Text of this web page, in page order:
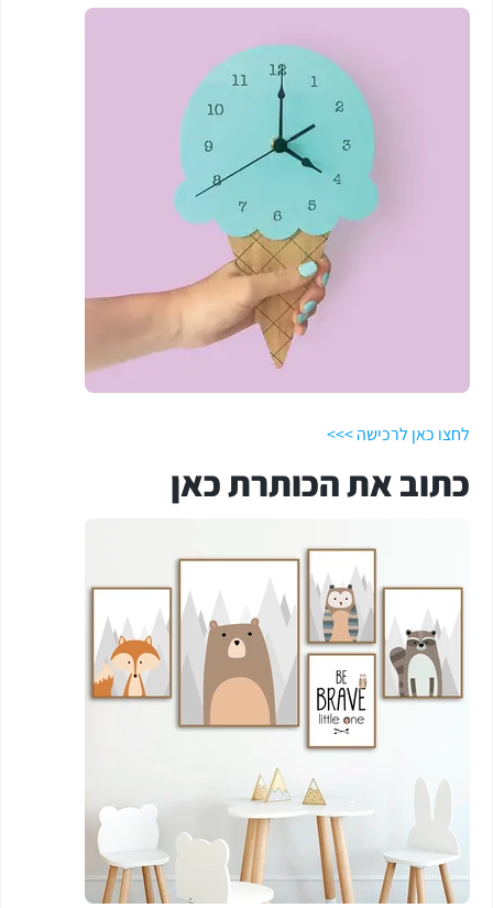
לחצו כאן לרכישה >>>
כתוב את הכותרת כאן